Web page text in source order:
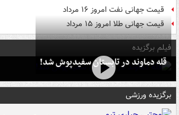
قیمت جهانی نفت امروز ۱۶ مرداد
قیمت جهانی طلا امروز ۱۵ مرداد
فیلم برگزیده
قله دماوند در تابستان سفیدپوش شد!
برگزیده ورزشی